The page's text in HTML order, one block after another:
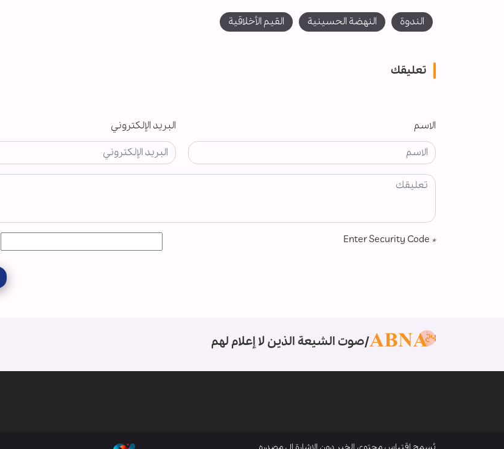
الندوة النهضة الحسينية القيم الأخلاقية
تعليقك
الاسم البريد الإلكتروني
*
صوت الشيعة الذين لا إعلام لهم